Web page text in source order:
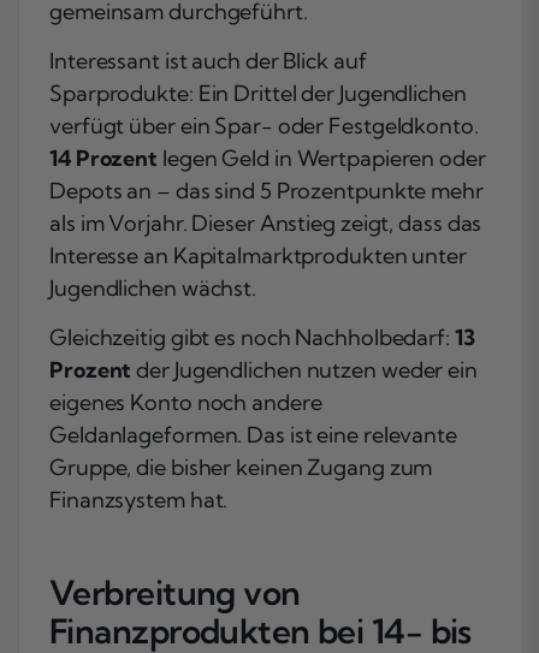
gemeinsam durchgeführt.
Interessant ist auch der Blick auf
Sparprodukte: Ein Drittel der Jugendlichen
verfügt über ein Spar- oder Festgeldkonto.
14 Prozent legen Geld in Wertpapieren oder
Depots an – das sind 5 Prozentpunkte mehr
als im Vorjahr. Dieser Anstieg zeigt, dass das
Interesse an Kapitalmarktprodukten unter
Jugendlichen wächst.
Gleichzeitig gibt es noch Nachholbedarf: 13
Prozent der Jugendlichen nutzen weder ein
eigenes Konto noch andere
Geldanlageformen. Das ist eine relevante
Gruppe, die bisher keinen Zugang zum
Finanzsystem hat.
Verbreitung von
Finanzprodukten bei 14- bis